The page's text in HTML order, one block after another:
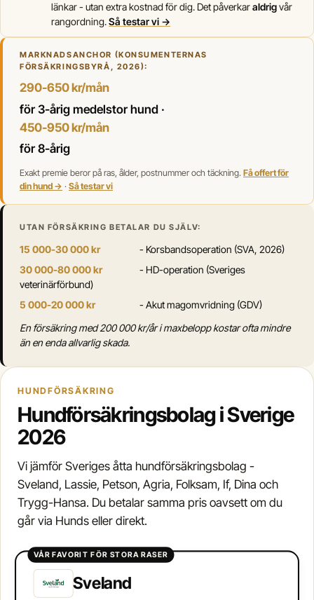
länkar - utan extra kostnad för dig. Det påverkaraldrigvår
rangordning.Så testar vi →
MARKNADSANCHOR (KONSUMENTERNAS
FÖRSÄKRINGSBYRÅ, 2026):
290-650 kr/mån
för 3-årig medelstor hund ·
450-950 kr/mån
för 8-årig
Exakt premie beror på ras, ålder, postnummer och täckning. Få offert för
din hund → · Så testar vi
UTAN FÖRSÄKRING BETALAR DU SJÄLV:
15 000-30 000 kr
- Korsbandsoperation (SVA, 2026)
30 000-80 000 kr
- HD-operation (Sveriges
veterinärförbund)
5 000-20 000 kr
- Akut magomvridning (GDV)
En försäkring med 200 000 kr/år i maxbelopp kostar ofta mindre
än en enda allvarlig skada.
HUNDFÖRSÄKRING
Hundförsäkringsbolag i Sverige
2026
Vi jämför Sveriges åtta hundförsäkringsbolag -
Sveland, Lassie, Petson, Agria, Folksam, If, Dina och
Trygg-Hansa. Du betalar samma pris oavsett om du
går via Hunds eller direkt.
VÅR FAVORIT FÖR STORA RASER
Sveland